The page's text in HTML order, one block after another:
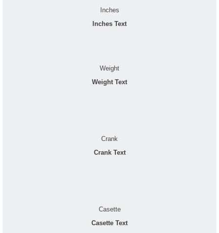
Inches
Inches Text
Weight
Weight Text
Crank
Crank Text
Casette
Casette Text